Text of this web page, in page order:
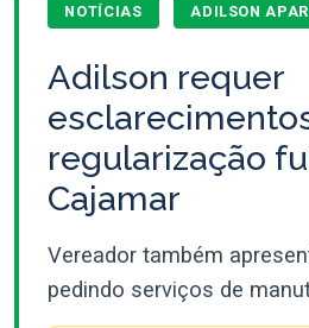
NOTÍCIAS ADILSON
Adilson requer
regularização
Cajamar
Vereador também
pedindo serviços de